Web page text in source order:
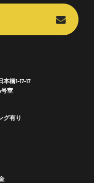
橋1-17-17
号室
グ有り